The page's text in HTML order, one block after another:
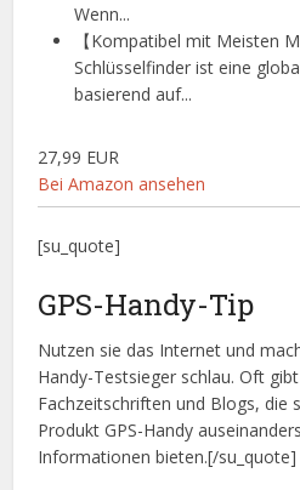
Wenn...
【Kompatibel mit Meisten
Schlüsselfinder ist eine
basierend auf...
27,99 EUR
Bei Amazon ansehen
[su_quote]
GPS-Handy-Tip
Nutzen sie das Internet und
Handy-Testsieger schlau. Oft
Fachzeitschriften und Blogs, die
Produkt GPS-Handy
Informationen bieten.[/su_quote]